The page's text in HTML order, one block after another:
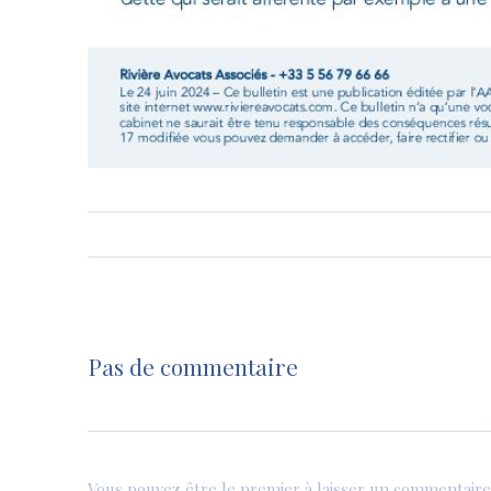
Pas de commentaire